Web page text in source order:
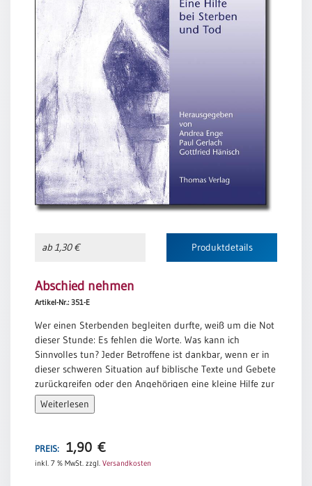
ab 1,30 € Produktdetails
Abschied nehmen
Artikel-Nr.: 351-E
Wer einen Sterbenden begleiten durfte, weiß um die Not
dieser Stunde: Es fehlen die Worte. Was kann ich
Sinnvolles tun? Jeder Betroffene ist dankbar, wenn er in
dieser schweren Situation auf biblische Texte und Gebete
zurückgreifen oder den Angehörigen eine kleine Hilfe zur
Hand geben kann.
Abschied nehmen- diese geistliche Handreichung will
Heft hat im Gesangbuch Platz, kann im Krankenhaus
oder in der Kirche ausliegen. Das Format wurde so
gewählt, daß es in einem Brief verschickt werden kann.
Weiterlesen
PREIS: 1,90 €
inkl. 7 % MwSt. zzgl. Versandkosten